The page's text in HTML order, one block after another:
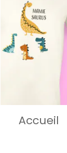
Accueil